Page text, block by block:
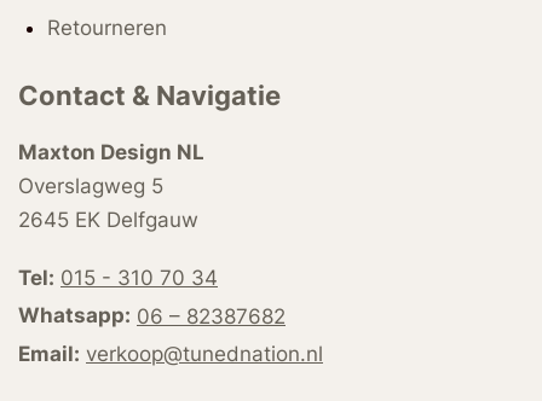
Retourneren
Contact & Navigatie
Maxton Design NL
Overslagweg 5
2645 EK Delfgauw
Tel: 015 - 310 70 34
Whatsapp: 06 – 82387682
Email: verkoop@tunednation.nl